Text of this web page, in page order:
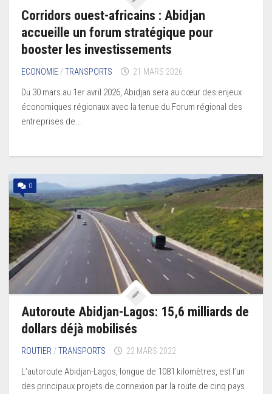
Corridors ouest-africains : Abidjan
accueille un forum stratégique pour
booster les investissements
ECONOMIE /TRANSPORTS 21 MARS 2026
Du 30 mars au 1er avril 2026, Abidjan sera au cœur des enjeux
économiques régionaux avec la tenue du Forum régional des
entreprises de...
0
Autoroute Abidjan-Lagos: 15,6 milliards de
dollars déjà mobilisés
ROUTIER /TRANSPORTS 22 MARS 2022
L’autoroute Abidjan-Lagos, longue de 1081 kilomètres, est l’un
des principaux projets de connexion par la route de cinq pays